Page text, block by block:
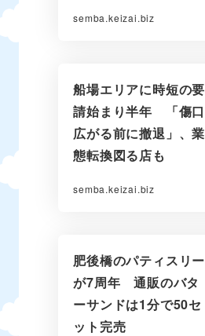
semba.keizai.biz
船場エリアに時短の要
請始まり半年 「傷口
広がる前に撤退」、業
態転換図る店も
semba.keizai.biz
肥後橋のパティスリー
が7周年 通販のバタ
ーサンドは1分で50セ
ット完売